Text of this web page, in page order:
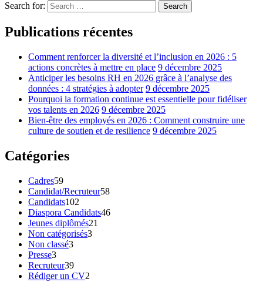
Search for: Search
Publications récentes
Comment renforcer la diversité et l’inclusion en 2026 : 5
actions concrètes à mettre en place 9 décembre 2025
Anticiper les besoins RH en 2026 grâce à l’analyse des
données : 4 stratégies à adopter 9 décembre 2025
Pourquoi la formation continue est essentielle pour fidéliser
vos talents en 2026 9 décembre 2025
Bien-être des employés en 2026 : Comment construire une
culture de soutien et de resilience 9 décembre 2025
Catégories
Cadres59
Candidat/Recruteur58
Candidats102
Diaspora Candidats46
Jeunes diplômés21
Non catégorisés3
Non classé3
Presse3
Recruteur39
Rédiger un CV2